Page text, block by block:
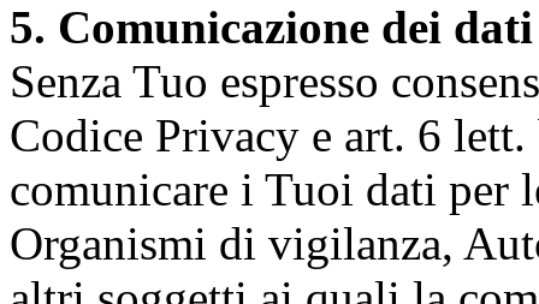
5. Comunicazione dei dati
Senza Tuo espresso
Codice Privacy e art. 6
comunicare i Tuoi dati per
Organismi di vigilanza,